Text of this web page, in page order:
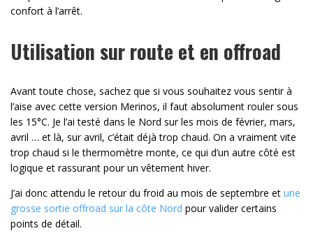
confort à l’arrêt.
Utilisation sur route et en offroad
Avant toute chose, sachez que si vous souhaitez vous sentir à
l’aise avec cette version Merinos, il faut absolument rouler sous
les 15°C. Je l’ai testé dans le Nord sur les mois de février, mars,
avril … et là, sur avril, c’était déjà trop chaud. On a vraiment vite
trop chaud si le thermomètre monte, ce qui d’un autre côté est
logique et rassurant pour un vêtement hiver.
J’ai donc attendu le retour du froid au mois de septembre et une
grosse sortie offroad sur la côte Nord pour valider certains
points de détail.